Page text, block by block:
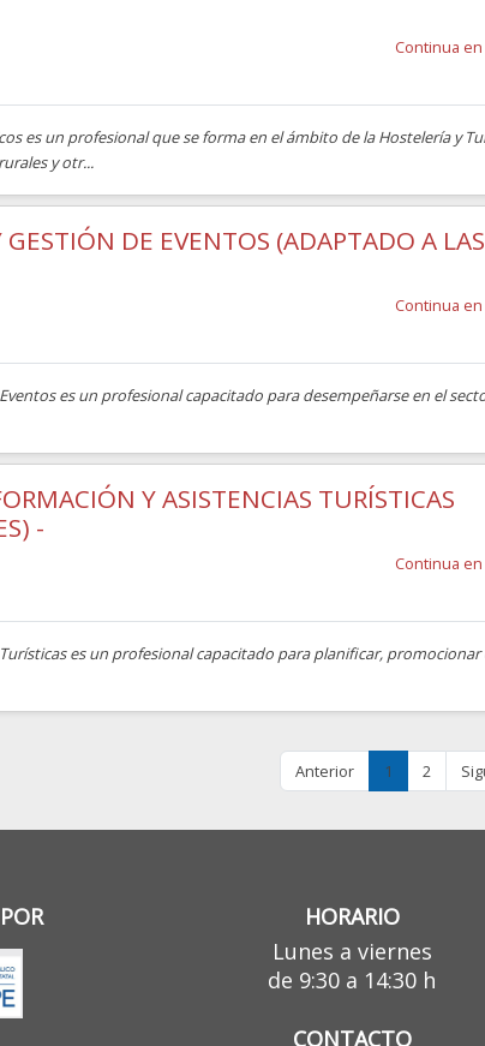
Continua
es un profesional que se forma en el ámbito de la Hostelería y
y otr...
DE EVENTOS (ADAPTADO A LAS
Continua
es un profesional capacitado para desempeñarse en el
Y ASISTENCIAS TURÍSTICAS
-
Continua
es un profesional capacitado para planificar, promocionar
Anterior 1 2
HORARIO
Lunes a viernes
de 9:30 a 14:30 h
CONTACTO